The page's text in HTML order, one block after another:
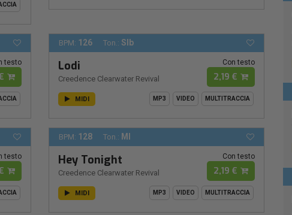
testo
BPM: 126 Ton.: SIb
Lodi
Creedence Clearwater Revival
Con testo
2,19 €
MIDI MP3 VIDEO MULTITRACCIA
testo
BPM: 128 Ton.: MI
Hey Tonight
Creedence Clearwater Revival
Con testo
2,19 €
MIDI MP3 VIDEO MULTITRACCIA